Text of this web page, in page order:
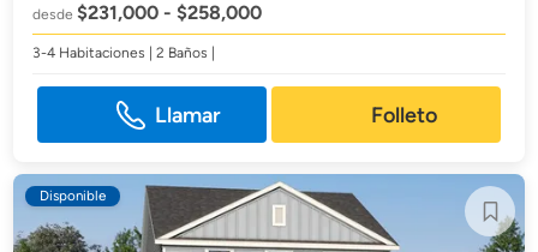
desde$231,000 - $258,000
3-4 Habitaciones | 2 Baños |
Llamar Folleto
Disponible